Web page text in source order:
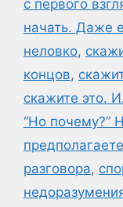
с первого
начать. Даже
неловко,
концов,
скажите это.
“Но почему?”
разговора,